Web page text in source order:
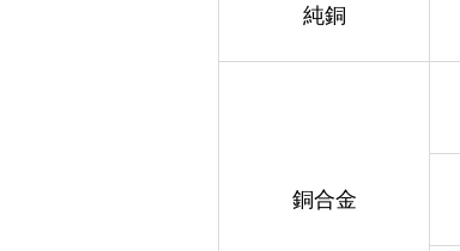
純銅
銅合金